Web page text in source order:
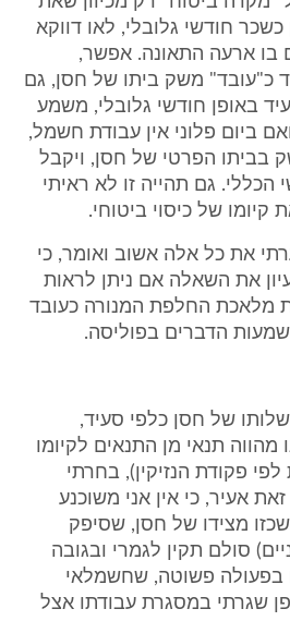
חודשי גלובלי, לאו דווקא
בו ארעה התאונה. אפשר,
כ"עובד" משק ביתו של חסן, גם
באופן חודשי גלובלי, משמע
ביום פלוני אין עבודת חשמל,
בביתו הפרטי של חסן, ויקבל
גם תהייה זו לא ראיתי
קיומו של כיסוי ביטוחי.
את כל אלה אשוב ואומר, כי
את השאלה אם ניתן לראות
מלאכת החלפת המנורה כעובד
הדברים בפוליסה.
של חסן כלפי סעיד,
תנאי מן התנאים לקיומו
פקודת הנזיקין), בחרתי
אעיר, כי אין אני משוכנע
מצידו של חסן, שסיפק
סולם תקין לגמרי ובגובה
בפעולה פשוטה, שחשמלאי
שגרתי במסגרת עבודתו אצל